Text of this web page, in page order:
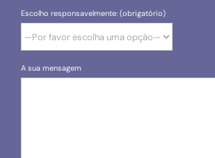
Escolho responsavelmente: (obrigatório)
A sua mensagem